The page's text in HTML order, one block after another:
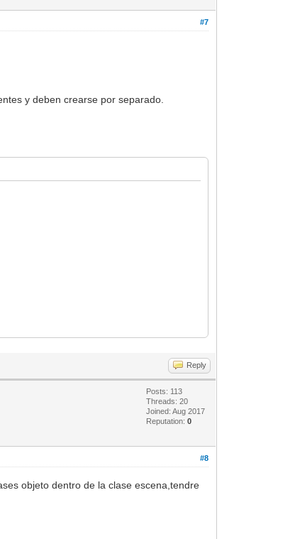
#7
y deben crearse por separado.
Reply
Posts: 113
Threads: 20
Joined: Aug 2017
Reputation:0
#8
objeto dentro de la clase escena,tendre